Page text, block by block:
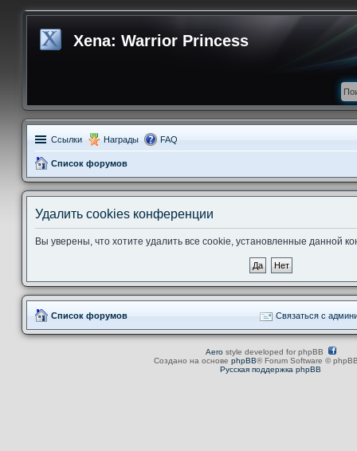
Xena: Warrior Princess
Ссылки Награды FAQ
Список форумов
Удалить cookies конференции
Вы уверены, что хотите удалить все cookie, установленные данной
Список форумов Связаться с
Aerostyle developed for phpBB
Создано на основе phpBB® Forum Software ©
Русская поддержка phpBB